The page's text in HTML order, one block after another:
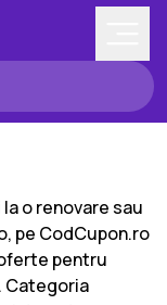
o renovare sau
pe CodCupon.ro
pentru
Categoria